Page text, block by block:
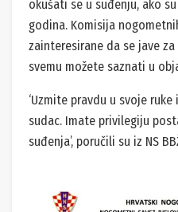
okušati se u suđenju, ako
godina. Komisija
zainteresirane da se jave
svemu možete saznati u
‘Uzmite pravdu u svoje
sudac. Imate privilegiju
suđenja’, poručili su iz NS